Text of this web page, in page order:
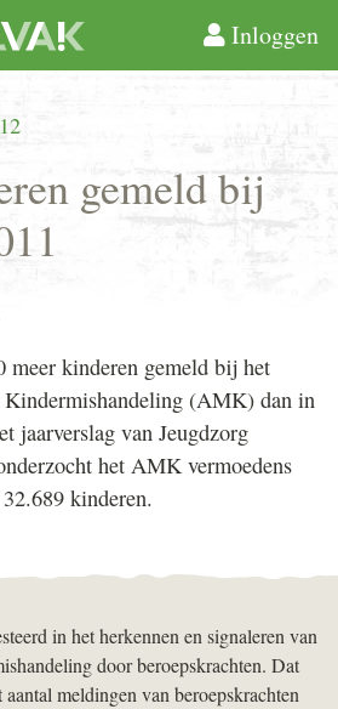
Inloggen
gemeld bij
meer kinderen gemeld bij het
(AMK) dan in
jaarverslag van Jeugdzorg
het AMK vermoedens
kinderen.
in het herkennen en signaleren van
door beroepskrachten. Dat
meldingen van beroepskrachten